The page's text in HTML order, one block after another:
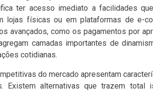
ter acesso imediato a facilidades
lojas físicas ou em plataformas de e-
avançados, como os pagamentos por
camadas importantes de
cotidianas.
do mercado apresentam
Existem alternativas que trazem total